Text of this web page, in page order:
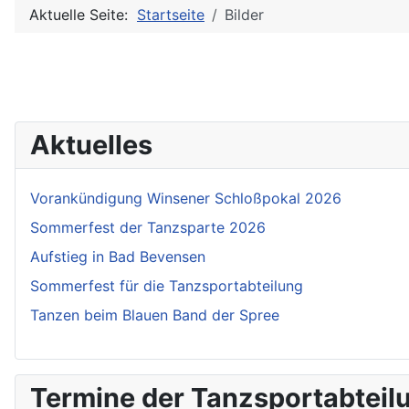
Aktuelle Seite: Startseite Bilder
Aktuelles
Vorankündigung Winsener Schloßpokal 2026
Sommerfest der Tanzsparte 2026
Aufstieg in Bad Bevensen
Sommerfest für die Tanzsportabteilung
Tanzen beim Blauen Band der Spree
Termine der